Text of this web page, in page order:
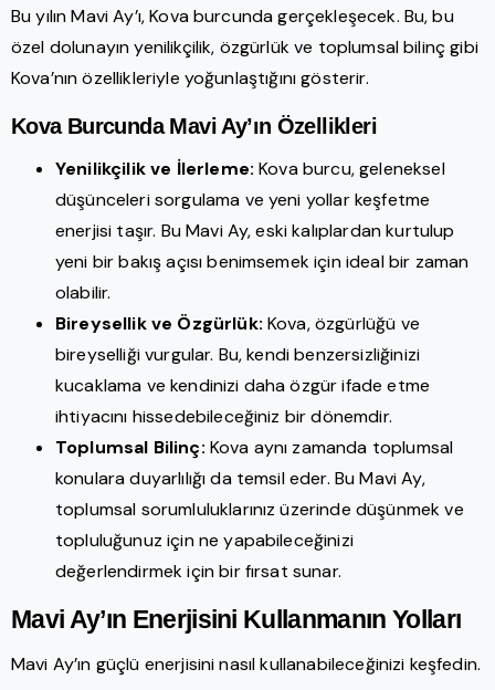
Bu yılın Mavi Ay’ı, Kova burcunda gerçekleşecek. Bu, bu
özel dolunayın yenilikçilik, özgürlük ve toplumsal bilinç gibi
Kova’nın özellikleriyle yoğunlaştığını gösterir.
Kova Burcunda Mavi Ay’ın Özellikleri
Yenilikçilik ve İlerleme: Kova burcu, geleneksel
düşünceleri sorgulama ve yeni yollar keşfetme
enerjisi taşır. Bu Mavi Ay, eski kalıplardan kurtulup
yeni bir bakış açısı benimsemek için ideal bir zaman
olabilir.
Bireysellik ve Özgürlük: Kova, özgürlüğü ve
bireyselliği vurgular. Bu, kendi benzersizliğinizi
kucaklama ve kendinizi daha özgür ifade etme
ihtiyacını hissedebileceğiniz bir dönemdir.
Toplumsal Bilinç: Kova aynı zamanda toplumsal
konulara duyarlılığı da temsil eder. Bu Mavi Ay,
toplumsal sorumluluklarınız üzerinde düşünmek ve
topluluğunuz için ne yapabileceğinizi
değerlendirmek için bir fırsat sunar.
Mavi Ay’ın Enerjisini Kullanmanın Yolları
Mavi Ay’ın güçlü enerjisini nasıl kullanabileceğinizi keşfedin.